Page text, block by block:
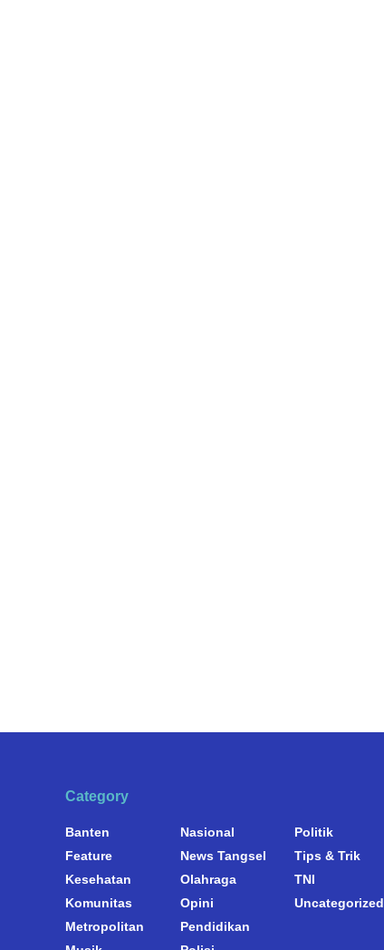
Category
Banten
Feature
Kesehatan
Komunitas
Metropolitan
Nasional
News Tangsel
Olahraga
Opini
Pendidikan
Politik
Tips & Trik
TNI
Uncategorized